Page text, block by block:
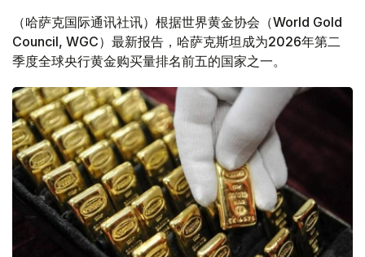
（哈萨克国际通讯社讯）根据世界黄金协会（World Gold
Council, WGC）最新报告，哈萨克斯坦成为2026年第二
季度全球央行黄金购买量排名前五的国家之一。